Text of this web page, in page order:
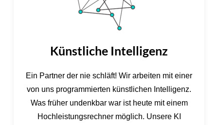
Künstliche Intelligenz
Ein Partner der nie schläft! Wir arbeiten mit einer
von uns programmierten künstlichen Intelligenz.
Was früher undenkbar war ist heute mit einem
Hochleistungsrechner möglich. Unsere KI